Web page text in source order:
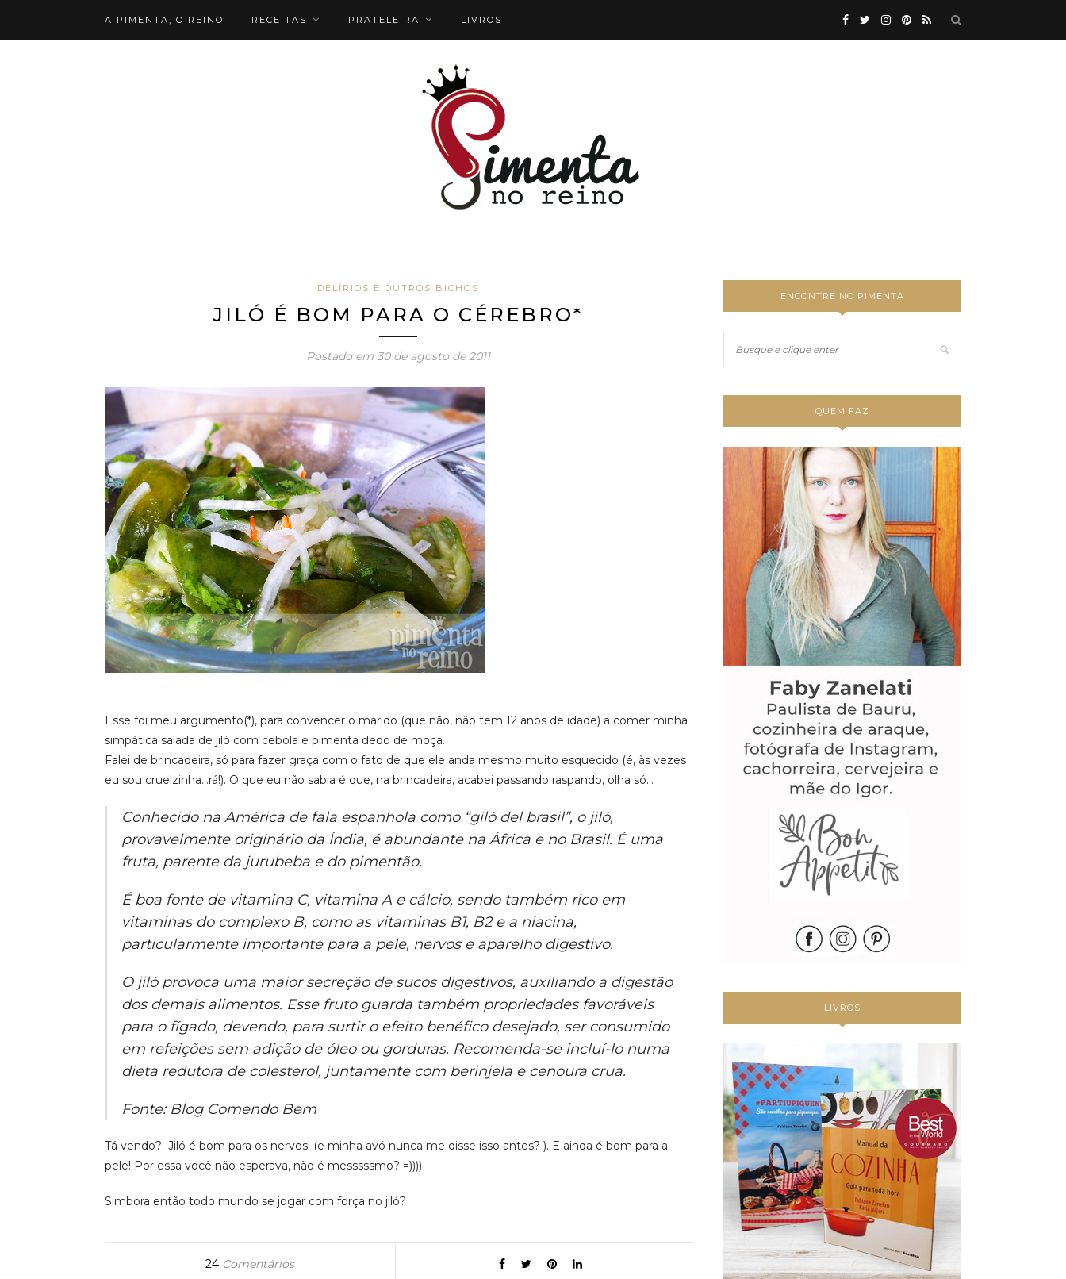
A PIMENTA, O REINO RECEITAS PRATELEIRA LIVROS
DELÍRIOS E OUTROS BICHOS
JILÓ É BOM PARA O CÉREBRO*
Postado em 30 de agosto de 2011
Esse foi meu argumento(*), para convencer o marido (que não, não tem 12 anos de idade) a comer minha
simpática salada de jiló com cebola e pimenta dedo de moça.
Falei de brincadeira, só para fazer graça com o fato de que ele anda mesmo muito esquecido (é, às vezes
eu sou cruelzinha…rá!). O que eu não sabia é que, na brincadeira, acabei passando raspando, olha só…
Conhecido na América de fala espanhola como “giló del brasil”, o jiló,
provavelmente originário da Índia, é abundante na África e no Brasil. É uma
fruta, parente da jurubeba e do pimentão.
É boa fonte de vitamina C, vitamina A e cálcio, sendo também rico em
vitaminas do complexo B, como as vitaminas B1, B2 e a niacina,
particularmente importante para a pele, nervos e aparelho digestivo.
O jiló provoca uma maior secreção de sucos digestivos, auxiliando a digestão
dos demais alimentos. Esse fruto guarda também propriedades favoráveis
para o fígado, devendo, para surtir o efeito benéfico desejado, ser consumido
em refeições sem adição de óleo ou gorduras. Recomenda-se incluí-lo numa
dieta redutora de colesterol, juntamente com berinjela e cenoura crua.
Fonte: Blog Comendo Bem
Tá vendo? Jiló é bom para os nervos! (e minha avó nunca me disse isso antes? ). E ainda é bom para a
pele! Por essa você não esperava, não é messsssmo? =))))
Simbora então todo mundo se jogar com força no jiló?
24 Comentários
ENCONTRE NO PIMENTA
QUEM FAZ
LIVROS